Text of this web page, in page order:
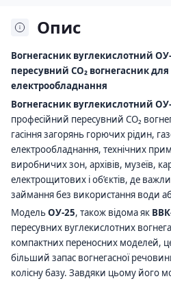
Опис
Вогнегасник вуглекислотний
пересувний CO₂ вогнегасник для
електрообладнання
Вогнегасник вуглекислотний
професійний пересувний CO₂
гасіння загорянь горючих рідин,
електрообладнання, технічних
виробничих зон, архівів, музеїв,
електрощитових і об’єктів, де
займання без використання води
МодельОУ-25, також відома як
пересувних вуглекислотних
компактних переносних моделей,
більший запас вогнегасної
колісну базу. Завдяки цьому його